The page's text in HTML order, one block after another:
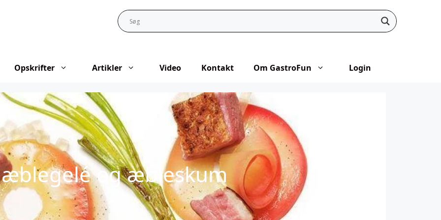
Opskrifter Artikler Video Kontakt Om GastroFun Login
æblegelé og æbleskum